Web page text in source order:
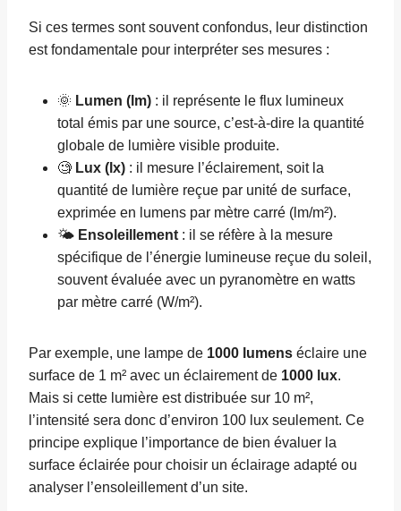
Si ces termes sont souvent confondus, leur distinction
est fondamentale pour interpréter ses mesures :
🌞 Lumen (lm) : il représente le flux lumineux
total émis par une source, c’est-à-dire la quantité
globale de lumière visible produite.
🧐 Lux (lx) : il mesure l’éclairement, soit la
quantité de lumière reçue par unité de surface,
exprimée en lumens par mètre carré (lm/m²).
🌤️ Ensoleillement : il se réfère à la mesure
spécifique de l’énergie lumineuse reçue du soleil,
souvent évaluée avec un pyranomètre en watts
par mètre carré (W/m²).
Par exemple, une lampe de 1000 lumens éclaire une
surface de 1 m² avec un éclairement de 1000 lux.
Mais si cette lumière est distribuée sur 10 m²,
l’intensité sera donc d’environ 100 lux seulement. Ce
principe explique l’importance de bien évaluer la
surface éclairée pour choisir un éclairage adapté ou
analyser l’ensoleillement d’un site.